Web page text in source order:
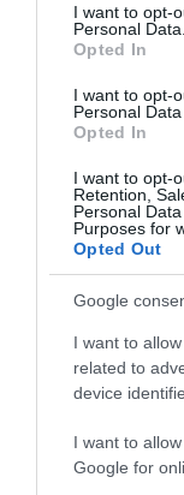
consent section.
I want to opt-
Personal Data.
Opted In
I want to opt-
Personal
Opted In
I want to opt-
Retention,
Personal
Purposes for
Opted Out
Google
I want to
related to
device
I want to
Google for
ΡΟΗ
Το
από την ΕΕ έργο
Gaming Police”
ενισχύει την
των παιδιών στο
31.07.2026
ΑΑΔΕ:
για τα
παραβάσεις που